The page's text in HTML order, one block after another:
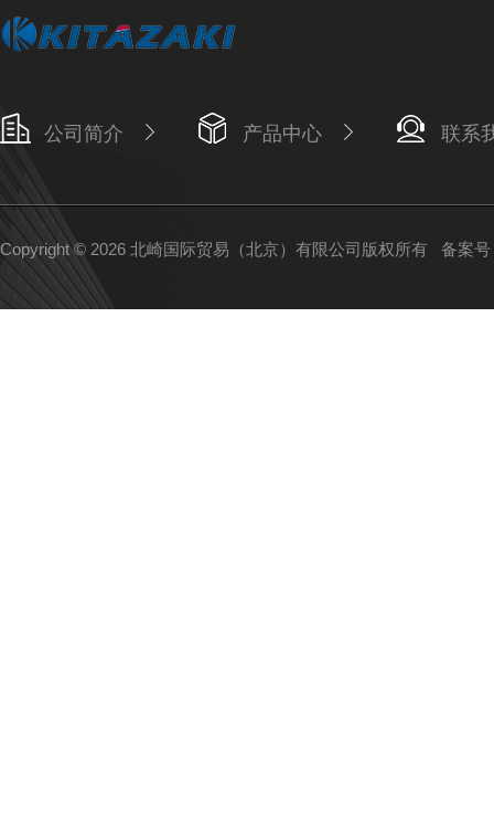
公司简介 产品中心 联系
Copyright © 2026 北崎国际贸易（北京）有限公司版权所有 备案号